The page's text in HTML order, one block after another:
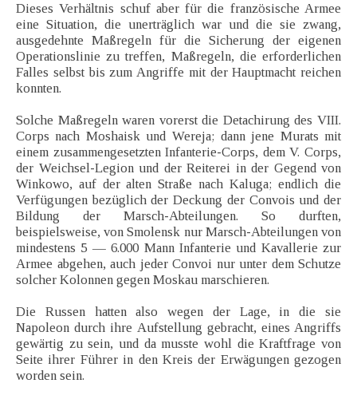
Dieses Verhältnis schuf aber für die französische Armee
eine Situation, die unerträglich war und die sie zwang,
ausgedehnte Maßregeln für die Sicherung der eigenen
Operationslinie zu treffen, Maßregeln, die erforderlichen
Falles selbst bis zum Angriffe mit der Hauptmacht reichen
konnten.
Solche Maßregeln waren vorerst die Detachirung des VIII.
Corps nach Moshaisk und Wereja; dann jene Murats mit
einem zusammengesetzten Infanterie-Corps, dem V. Corps,
der Weichsel-Legion und der Reiterei in der Gegend von
Winkowo, auf der alten Straße nach Kaluga; endlich die
Verfügungen bezüglich der Deckung der Convois und der
Bildung der Marsch-Abteilungen. So durften,
beispielsweise, von Smolensk nur Marsch-Abteilungen von
mindestens 5 — 6.000 Mann Infanterie und Kavallerie zur
Armee abgehen, auch jeder Convoi nur unter dem Schutze
solcher Kolonnen gegen Moskau marschieren.
Die Russen hatten also wegen der Lage, in die sie
Napoleon durch ihre Aufstellung gebracht, eines Angriffs
gewärtig zu sein, und da musste wohl die Kraftfrage von
Seite ihrer Führer in den Kreis der Erwägungen gezogen
worden sein.